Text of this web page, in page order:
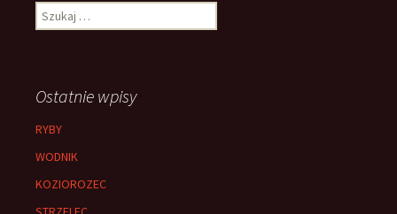
Szukaj:
Ostatnie wpisy
RYBY
WODNIK
KOZIOROZEC